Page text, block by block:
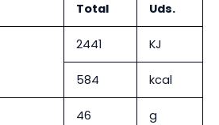
Total Uds.
2441 KJ
584 kcal
46 g